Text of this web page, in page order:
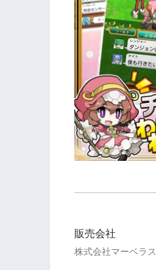
販売会社
株式会社マーベラス